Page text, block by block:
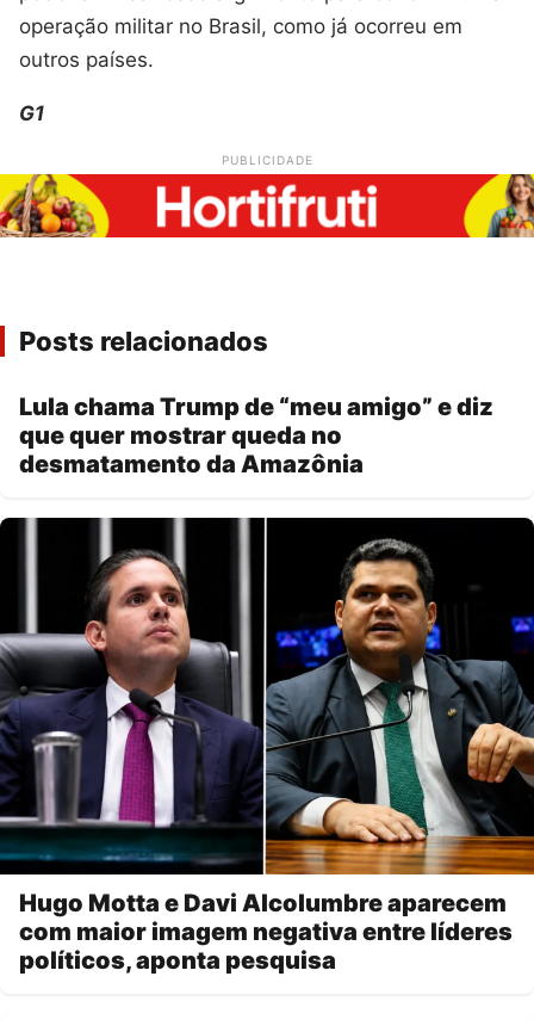
operação militar no Brasil, como já ocorreu em
outros países.
G1
PUBLICIDADE
Posts relacionados
Lula chama Trump de “meu amigo” e diz
que quer mostrar queda no
desmatamento da Amazônia
Hugo Motta e Davi Alcolumbre aparecem
com maior imagem negativa entre líderes
políticos, aponta pesquisa